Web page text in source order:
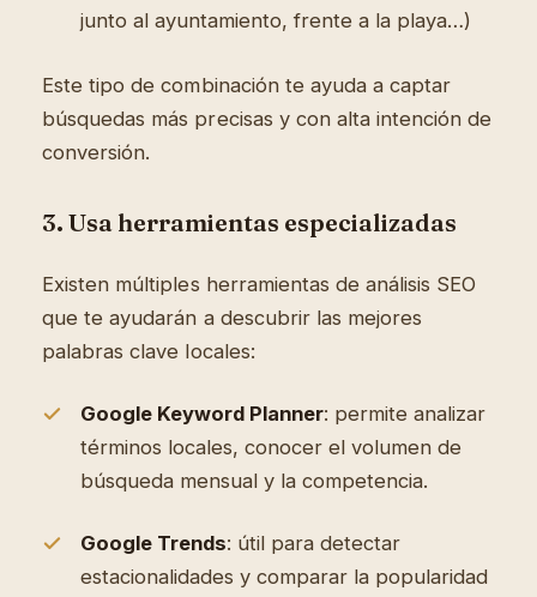
junto al ayuntamiento, frente a la playa…)
Este tipo de combinación te ayuda a captar
búsquedas más precisas y con alta intención de
conversión.
3. Usa herramientas especializadas
Existen múltiples herramientas de análisis SEO
que te ayudarán a descubrir las mejores
palabras clave locales:
Google Keyword Planner: permite analizar
términos locales, conocer el volumen de
búsqueda mensual y la competencia.
Google Trends: útil para detectar
estacionalidades y comparar la popularidad